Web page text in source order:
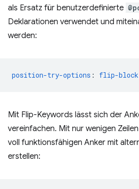
als Ersatz für benutzerdefinierte
Deklarationen verwendet und
werden:
position-try-options : flip-block
Mit Flip-Keywords lässt sich der
vereinfachen. Mit nur wenigen
voll funktionsfähigen Anker mit
erstellen: